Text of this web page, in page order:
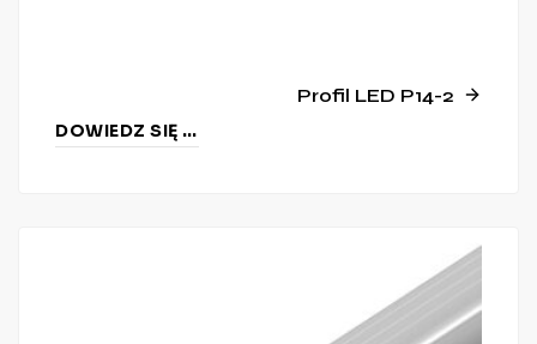
Profil LED P14-2
DOWIEDZ SIĘ WIĘCEJ